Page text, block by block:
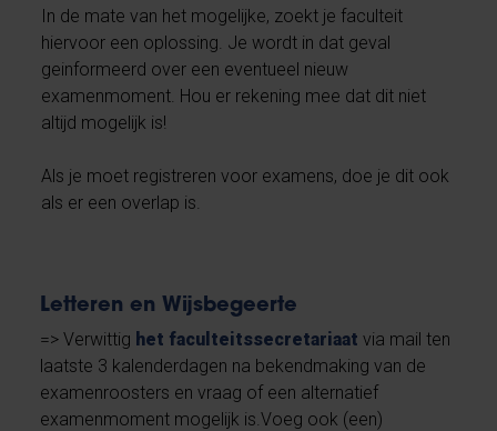
In de mate van het mogelijke, zoekt je faculteit
hiervoor een oplossing. Je wordt in dat geval
geinformeerd over een eventueel nieuw
examenmoment. Hou er rekening mee dat dit niet
altijd mogelijk is!
Als je moet registreren voor examens, doe je dit ook
als er een overlap is.
Letteren en Wijsbegeerte
=> Verwittig het faculteitssecretariaat via mail ten
laatste 3 kalenderdagen na bekendmaking van de
examenroosters en vraag of een alternatief
examenmoment mogelijk is.Voeg ook (een)